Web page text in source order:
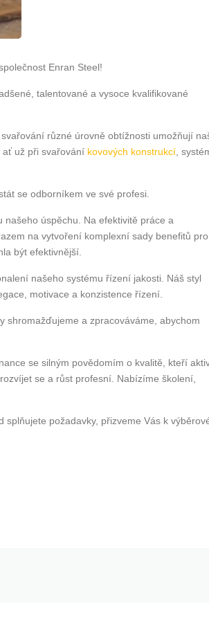
Enran Steel!
talentované a vysoce kvalifikované
různé úrovně obtížnosti umožňují
ať už při svařování kovových konstrukcí ,
se odborníkem ve své profesi.
úspěchu. Na efektivitě práce a
na vytvoření komplexní sady benefitů pro
být efektivnější.
našeho systému řízení jakosti. Náš styl
motivace a konzistence řízení.
shromažďujeme a zpracováváme, abychom
se silným povědomím o kvalitě, kteří
se a růst profesní. Nabízíme školení,
požadavky, přizveme Vás k